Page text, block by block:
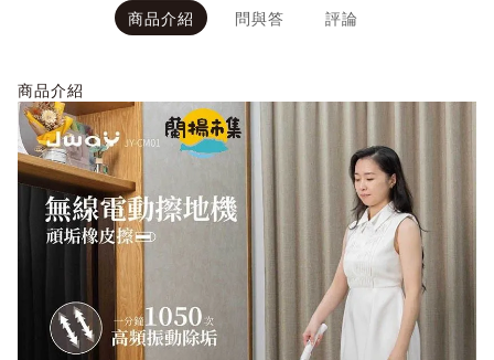
商品介紹 問與答 評論
商品介紹